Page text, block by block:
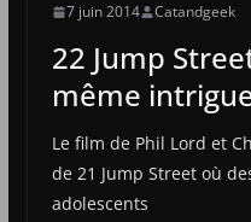
7 juin 2014 Catandgeek
22 Jump
même
Le film de Phil Lord et
de 21 Jump Street où
adolescents